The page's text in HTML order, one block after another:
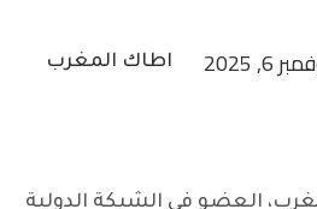
اطاك المغرب 6, 2025
العضو في الشبكة الدولية